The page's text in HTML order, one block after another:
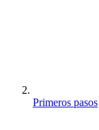
Primeros pasos